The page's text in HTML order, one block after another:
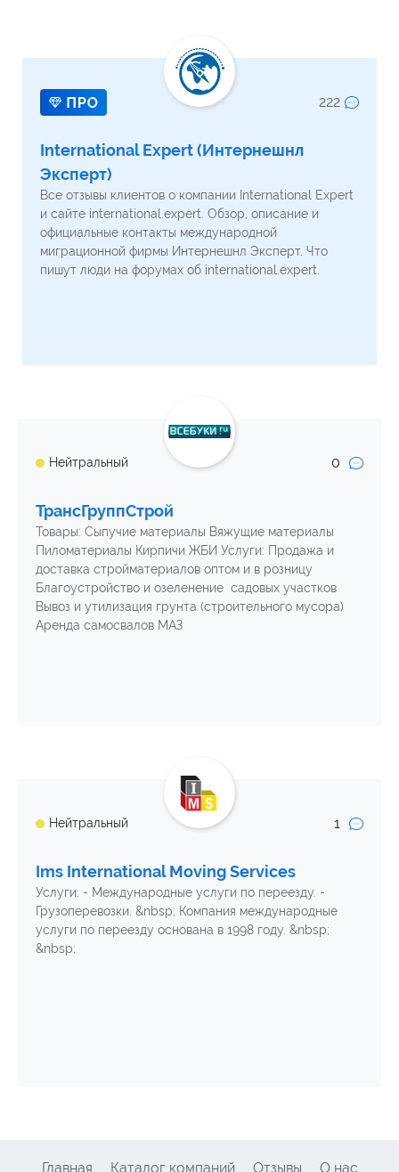
222
International Expert (Интернешнл
Эксперт)
Все отзывы клиентов о компании International Expert
и сайте international.expert. Обзор, описание и
официальные контакты международной
миграционной фирмы Интернешнл Эксперт. Что
пишут люди на форумах об international.expert.
Нейтральный 0
ТрансГруппСтрой
Товары: Сыпучие материалы Вяжущие материалы
Пиломатериалы Кирпичи ЖБИ Услуги: Продажа и
доставка стройматериалов оптом и в розницу
Благоустройство и озеленение садовых участков
Вывоз и утилизация грунта (строительного мусора)
Аренда самосвалов МАЗ
Нейтральный 1
Ims International Moving Services
Услуги: - Международные услуги по переезду. -
Грузоперевозки. &nbsp; Компания международные
услуги по переезду основана в 1998 году. &nbsp;
&nbsp;
Главная Каталог компаний Отзывы
О нас